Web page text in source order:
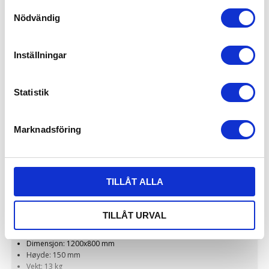
Nödvändig
Inställningar
Statistik
Marknadsföring
TILLÅT ALLA
TILLÅT URVAL
Plastpall UP-C 1200x800x150 mm U
UPC-1208U
Dimensjon: 1200x800 mm
Høyde: 150 mm
Vekt: 13 kg
INDUSTRIPALLER